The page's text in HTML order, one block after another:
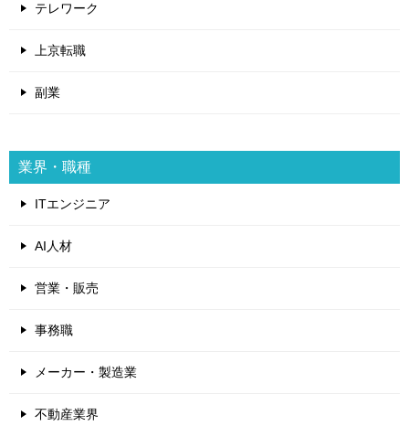
テレワーク
上京転職
副業
業界・職種
ITエンジニア
AI人材
営業・販売
事務職
メーカー・製造業
不動産業界